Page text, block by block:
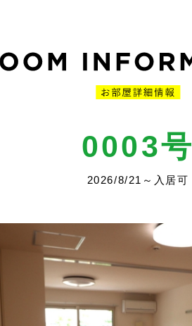
0003号
2026/8/21～入居可